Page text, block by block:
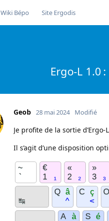
Wiki Bépo Site Ergodis
Ergo‑L
Geob 28 mai 2024 Modifié
Je profite de la sortie
Il s’agit d’une disposition